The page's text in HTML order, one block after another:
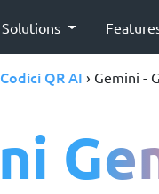
Solutions
Codici QR AI › Gemini -